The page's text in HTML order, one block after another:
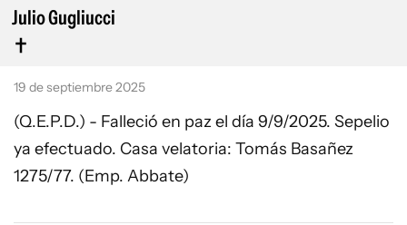
ESPAÑA
ESTADOS UNIDOS
Julio Gugliucci
19 de septiembre 2025
(Q.E.P.D.) - Falleció en paz el día 9/9/2025. Sepelio
ya efectuado. Casa velatoria: Tomás Basañez
1275/77. (Emp. Abbate)